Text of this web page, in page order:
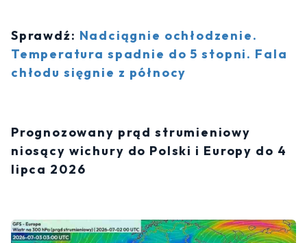
Sprawdź: Nadciągnie ochłodzenie.
Temperatura spadnie do 5 stopni. Fala
chłodu sięgnie z północy
Prognozowany prąd strumieniowy
niosący wichury do Polski i Europy do 4
lipca 2026